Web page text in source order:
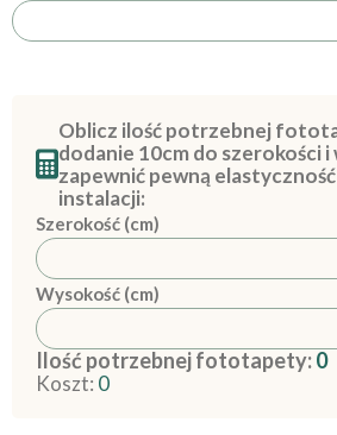
Oblicz ilość potrzebnej
dodanie 10cm do szerokości i
zapewnić pewną
instalacji:
Szerokość (cm)
Wysokość (cm)
Ilość potrzebnej fototapety:0
Koszt: 0